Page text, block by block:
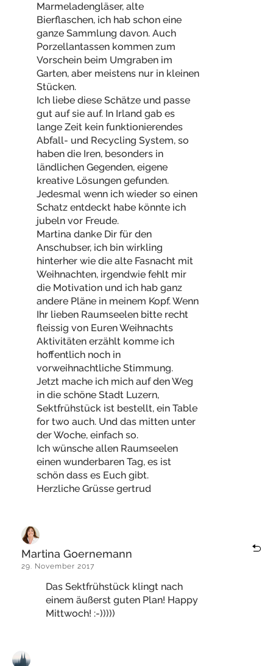
Marmeladengläser, alte
Bierflaschen, ich hab schon eine
ganze Sammlung davon. Auch
Porzellantassen kommen zum
Vorschein beim Umgraben im
Garten, aber meistens nur in kleinen
Stücken.
Ich liebe diese Schätze und passe
gut auf sie auf. In Irland gab es
lange Zeit kein funktionierendes
Abfall- und Recycling System, so
haben die Iren, besonders in
ländlichen Gegenden, eigene
kreative Lösungen gefunden.
Jedesmal wenn ich wieder so einen
Schatz entdeckt habe könnte ich
jubeln vor Freude.
Martina danke Dir für den
Anschubser, ich bin wirkling
hinterher wie die alte Fasnacht mit
Weihnachten, irgendwie fehlt mir
die Motivation und ich hab ganz
andere Pläne in meinem Kopf. Wenn
Ihr lieben Raumseelen bitte recht
fleissig von Euren Weihnachts
Aktivitäten erzählt komme ich
hoffentlich noch in
vorweihnachtliche Stimmung.
Jetzt mache ich mich auf den Weg
in die schöne Stadt Luzern,
Sektfrühstück ist bestellt, ein Table
for two auch. Und das mitten unter
der Woche, einfach so.
Ich wünsche allen Raumseelen
einen wunderbaren Tag, es ist
schön dass es Euch gibt.
Herzliche Grüsse gertrud
Martina Goernemann
29. November 2017
Das Sektfrühstück klingt nach
einem äußerst guten Plan! Happy
Mittwoch! :-)))))